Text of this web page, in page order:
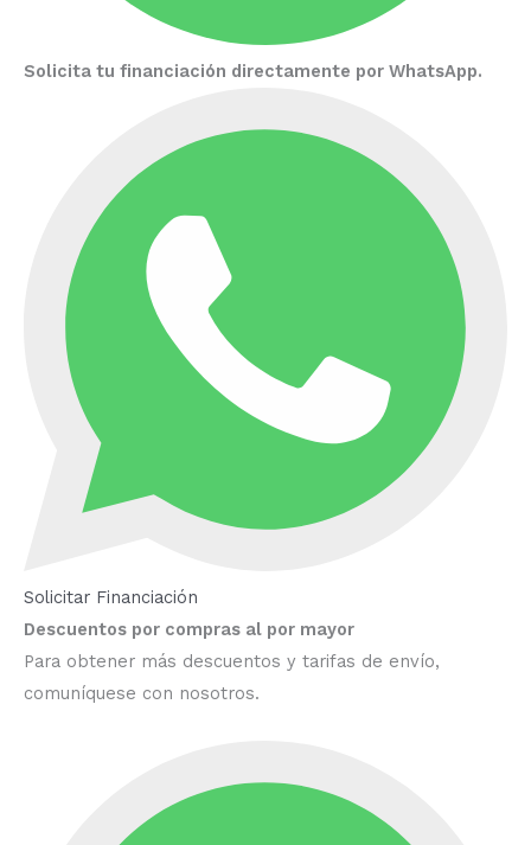
Solicita tu financiación directamente por WhatsApp.
Solicitar Financiación
Descuentos por compras al por mayor
Para obtener más descuentos y tarifas de envío,
comuníquese con nosotros.